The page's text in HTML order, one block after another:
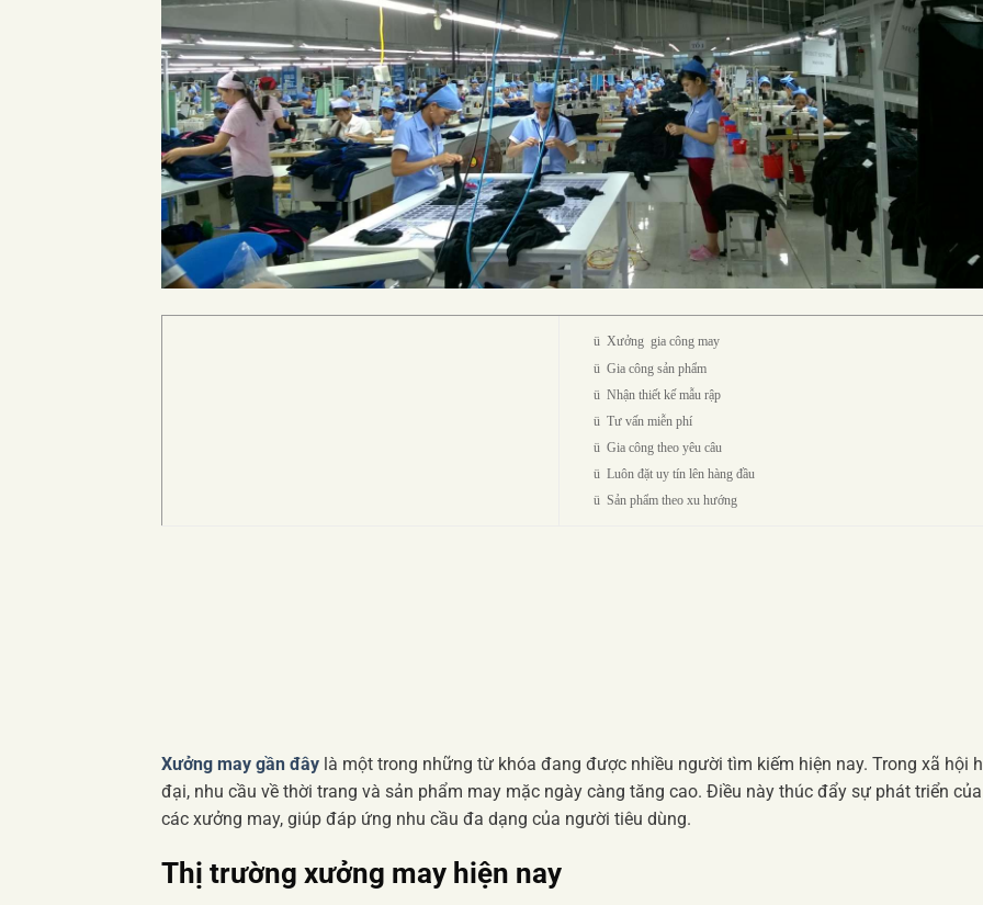
ü Xưởng gia công may
ü Gia công sản phẩm
ü Nhận thiết kế mẫu rập
ü Tư vấn miễn phí
ü Gia công theo yêu câu
ü Luôn đặt uy tín lên hàng đầu
ü Sản phẩm theo xu hướng
Xưởng may gần đây là một trong những từ khóa đang được nhiều người tìm kiếm hiện nay. Trong xã hội
đại, nhu cầu về thời trang và sản phẩm may mặc ngày càng tăng cao. Điều này thúc đẩy sự phát triển của
các xưởng may, giúp đáp ứng nhu cầu đa dạng của người tiêu dùng.
Thị trường xưởng may hiện nay